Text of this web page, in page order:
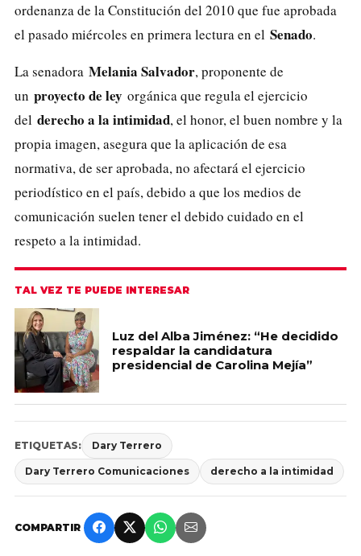
ordenanza de la Constitución del 2010 que fue aprobada
el pasado miércoles en primera lectura en el Senado.
La senadora Melania Salvador, proponente de
un proyecto de ley orgánica que regula el ejercicio
del derecho a la intimidad, el honor, el buen nombre y la
propia imagen, asegura que la aplicación de esa
normativa, de ser aprobada, no afectará el ejercicio
periodístico en el país, debido a que los medios de
comunicación suelen tener el debido cuidado en el
respeto a la intimidad.
TAL VEZ TE PUEDE INTERESAR
Luz del Alba Jiménez: “He decidido
respaldar la candidatura
presidencial de Carolina Mejía”
ETIQUETAS: Dary Terrero
Dary Terrero Comunicaciones derecho a la intimidad
COMPARTIR